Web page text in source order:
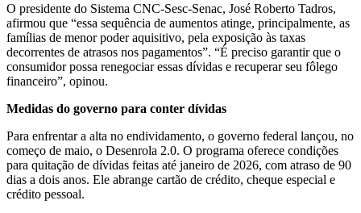
O presidente do Sistema CNC-Sesc-Senac, José Roberto Tadros,
afirmou que “essa sequência de aumentos atinge, principalmente, as
famílias de menor poder aquisitivo, pela exposição às taxas
decorrentes de atrasos nos pagamentos”. “É preciso garantir que o
consumidor possa renegociar essas dívidas e recuperar seu fôlego
financeiro”, opinou.
Medidas do governo para conter dívidas
Para enfrentar a alta no endividamento, o governo federal lançou, no
começo de maio, o Desenrola 2.0. O programa oferece condições
para quitação de dívidas feitas até janeiro de 2026, com atraso de 90
dias a dois anos. Ele abrange cartão de crédito, cheque especial e
crédito pessoal.